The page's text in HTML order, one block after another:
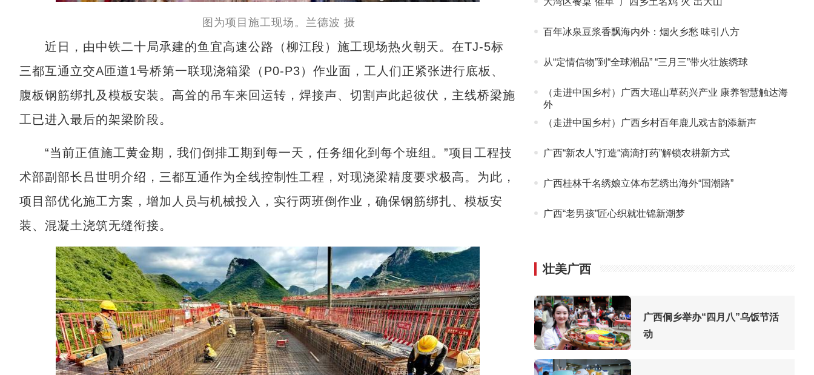
图为项目施工现场。兰德波 摄
近日，由中铁二十局承建的鱼宜高速公路（柳江段）施工现场热火朝天。在TJ-5标
三都互通立交A匝道1号桥第一联现浇箱梁（P0-P3）作业面，工人们正紧张进行底板、
腹板钢筋绑扎及模板安装。高耸的吊车来回运转，焊接声、切割声此起彼伏，主线桥梁施
工已进入最后的架梁阶段。
“当前正值施工黄金期，我们倒排工期到每一天，任务细化到每个班组。”项目工程技
术部副部长吕世明介绍，三都互通作为全线控制性工程，对现浇梁精度要求极高。为此，
项目部优化施工方案，增加人员与机械投入，实行两班倒作业，确保钢筋绑扎、模板安
装、混凝土浇筑无缝衔接。
百年冰泉豆浆香飘海内外：烟火乡愁 味引八方
从“定情信物”到“全球潮品” “三月三”带火壮族绣球
（走进中国乡村）广西大瑶山草药兴产业 康养智慧触达海
外
（走进中国乡村）广西乡村百年鹿儿戏古韵添新声
广西“新农人”打造“滴滴打药”解锁农耕新方式
广西桂林千名绣娘立体布艺绣出海外“国潮路”
广西“老男孩”匠心织就壮锦新潮梦
壮美广西
广西侗乡举办“四月八”乌饭节活
动